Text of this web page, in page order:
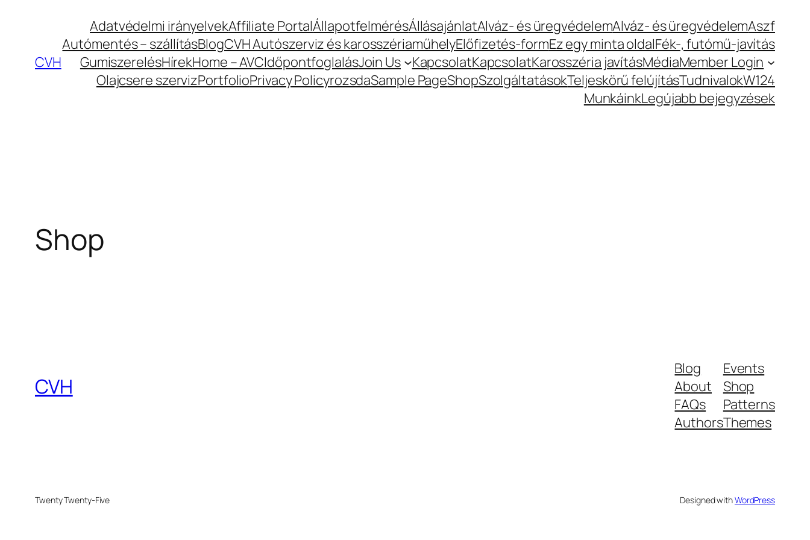
tartalomhoz
CVH
Adatvédelmi irányelvekAffiliate PortalÁllapotfelmérésÁllásajánlatAlváz- és üregvédelemAlváz- és üregvédelemAszf
Autómentés – szállításBlogCVH Autószerviz és karosszériaműhelyElőfizetés-formEz egy minta oldalFék-, futómű-javítás
GumiszerelésHírekHome – AVCIdőpontfoglalásJoin Us KapcsolatKapcsolatKarosszéria javításMédiaMember Login
Olajcsere szervizPortfolioPrivacy PolicyrozsdaSample PageShopSzolgáltatásokTeljeskörű felújításTudnivalokW124
MunkáinkLegújabb bejegyzések
Shop
CVH
Blog
About
FAQs
Authors
Events
Shop
Patterns
Themes
Twenty Twenty-Five Designed withWordPress